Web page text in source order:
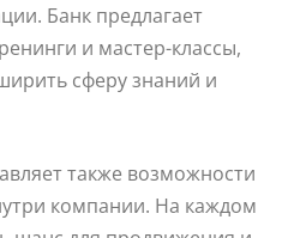
Банк предлагает
и мастер-классы,
сферу знаний и
также возможности
компании. На каждом